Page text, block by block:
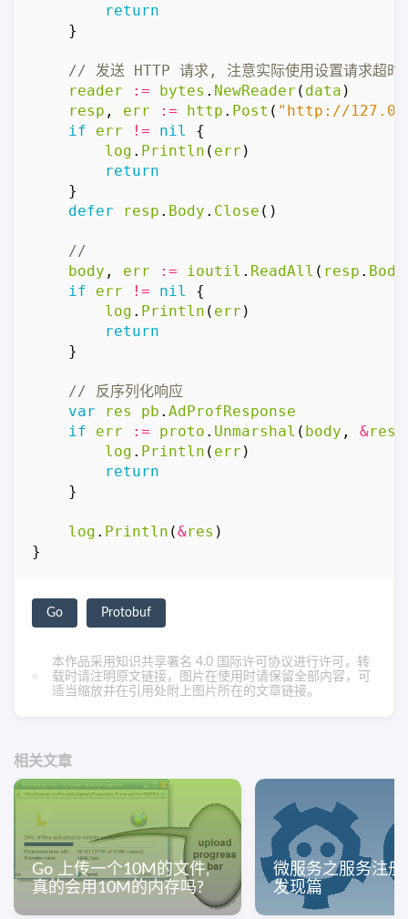
return
}
reader := bytes . NewReader ( data )
resp , err := http . Post ( "http://
if
err != nil
{
log . Println ( err )
return
}
defer
resp . Body . Close ()
body , err := ioutil . ReadAll ( resp . Body
if
err != nil
{
log . Println ( err )
return
}
var
res pb . AdProfResponse
if
err := proto . Unmarshal ( body , &res
log . Println ( err )
return
}
log . Println (&res )
}
Go Protobuf
本作品采用知识共享署名 4.0 国际许可协议进行许可，转
载时请注明原文链接，图片在使用时请保留全部内容，可
适当缩放并在引用处附上图片所在的文章链接。
相关文章
Go 上传一个10M的文件,
真的会用10M的内存吗?
微服务之服务注册
发现篇